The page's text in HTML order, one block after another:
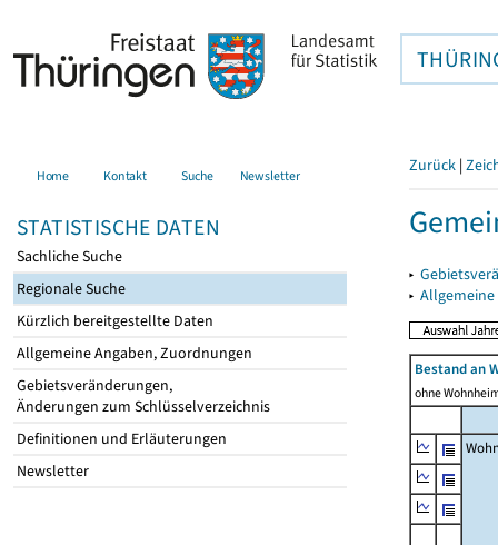
Home Kontakt Suche Newsletter
STATISTISCHE DATEN
Sachliche Suche
Regionale Suche
Kürzlich bereitgestellte Daten
Allgemeine Angaben, Zuordnungen
Gebietsveränderungen,
Änderungen zum Schlüsselverzeichnis
Definitionen und Erläuterungen
Newsletter
Zurück |
▸
▸
Bestand an
ohne